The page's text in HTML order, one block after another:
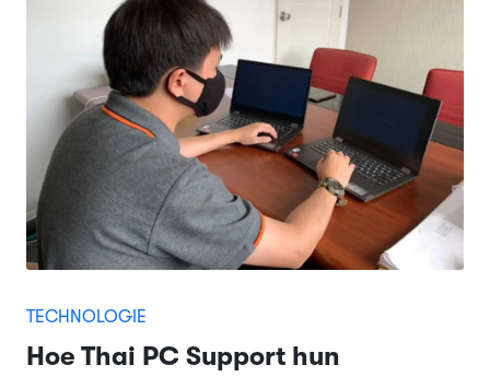
TECHNOLOGIE
Hoe Thai PC Support hun